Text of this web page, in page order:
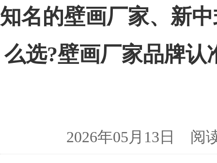
知名的壁画厂家、新
么选?壁画厂家品牌
2026年05月13日